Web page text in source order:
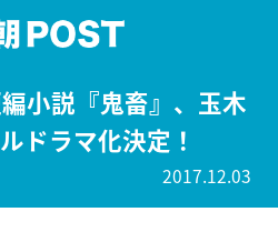
小説『鬼畜』、玉木
ドラマ化決定！
2017.12.03